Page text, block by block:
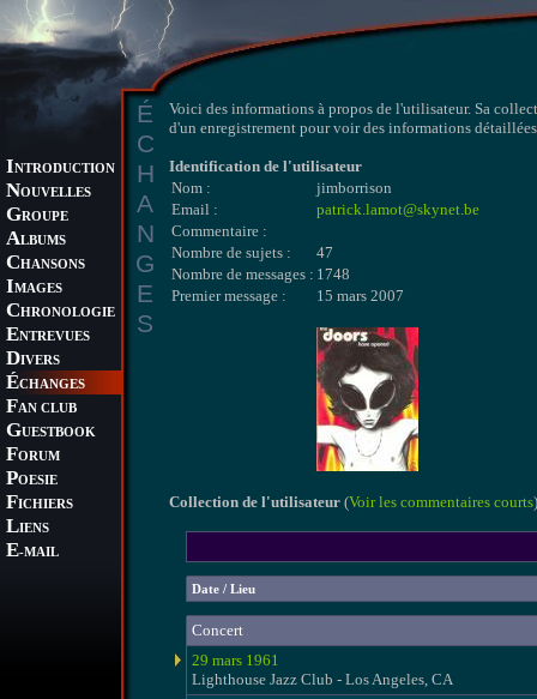
INTRODUCTION
NOUVELLES
GROUPE
ALBUMS
CHANSONS
IMAGES
CHRONOLOGIE
ENTREVUES
DIVERS
ÉCHANGES
FAN CLUB
GUESTBOOK
FORUM
POESIE
FICHIERS
LIENS
E-MAIL
É
C
H
A
N
G
E
S
Voici des informations à propos de l'utilisateur. Sa
d'un enregistrement pour voir des informations
Identification de l'utilisateur
Nom :
jimborrison
Email :
patrick.lamot@skynet.be
Commentaire :
Nombre de sujets :
47
Nombre de messages : 1748
Premier message :
15 mars 2007
Collection de l'utilisateur (Voir les commentaires courts)
Date / Lieu
Concert
29 mars 1961
Lighthouse Jazz Club - Los Angeles, CA